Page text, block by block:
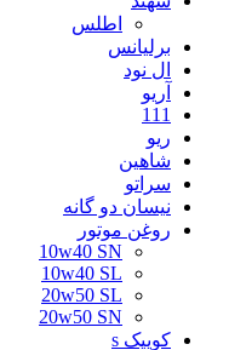
اطلس
برلیانس
ال نود
آریو
111
ریو
شاهین
سراتو
نیسان دو گانه
روغن موتور
10w40 SN
10w40 SL
20w50 SL
20w50 SN
کوییک s